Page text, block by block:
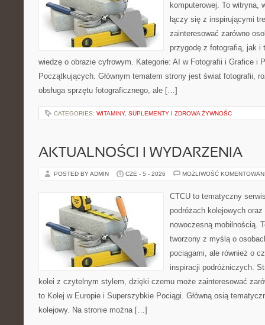
komputerowej. To witryna,
łączy się z inspirującymi
zainteresować zarówno
przygodę z fotografią, jak
wiedzę o obrazie cyfrowym. Kategorie: AI w Fotografii i Grafice i
Początkujących. Głównym tematem strony jest świat fotografii,
obsługa sprzętu fotograficznego, ale […]
CATEGORIES: WITAMINY, SUPLEMENTY I ZDROWA ŻYWNOŚC
AKTUALNOŚCI I WYDARZENIA
POSTED BY ADMIN CZE - 5 - 2026 MOŻLIWOŚĆ
CTCU to tematyczny
podróżach kolejowych
nowoczesną mobilnością.
tworzony z myślą o
pociągami, ale również o
inspiracji podróżniczych.
kolei z czytelnym stylem, dzięki czemu może zainteresować
to Kolej w Europie i Superszybkie Pociągi. Główną osią
kolejowy. Na stronie można […]